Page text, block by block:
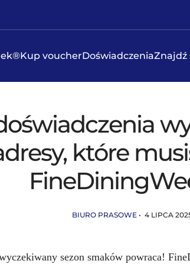
Kup voucherDoświadczeniaZnajdź
które
BIURO PRASOWE • 4 LIPCA
sezon smaków powraca!